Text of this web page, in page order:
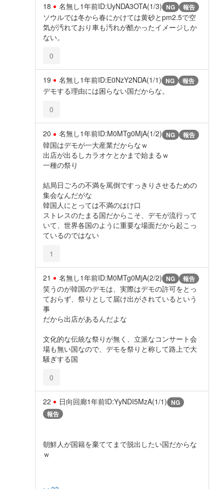
18 名無し1年前ID:UyNDA3OTA(1/3) NG 報告
ソウルでは冬から春にかけては黄砂とpm2.5で空
気が汚れており車も汚れが酷かったイメージしか
ない。
0
19 名無し1年前ID:E0NzY2NDA(1/1) NG 報告
デモする理由には困らない国だからな。
0
20 名無し1年前ID:M0MTg0MjA(1/2) NG 報告
韓国はデモが一大産業だからなｗ
出店が出るしカラオケとかまで始まるｗ
一種の祭り
結局日ごろの不満を罵倒ですっきりさせるための
集会なんだがな
韓国人にとっては不満のはけ口
ストレスのたまる国だからこそ、デモが流行って
いて、世界各国のように重要な場面だから起こっ
ているのではない
1
21 名無し1年前ID:M0MTg0MjA(2/2) NG 報告
笑うのが韓国のデモは、実際はデモの許可をとっ
ておらず、祭りとして届け出がされているという
事
だから出店があるんだよな
文化的な伝統な祭りが無く、立派なコンサート会
場も無い国なので、デモを祭りと称して路上で大
騒ぎする国
0
22 日向回廊1年前ID:YyNDI5MzA(1/1) NG
報告
朝鮮人が国籍を棄ててまで脱出したい国だからな
ｗ